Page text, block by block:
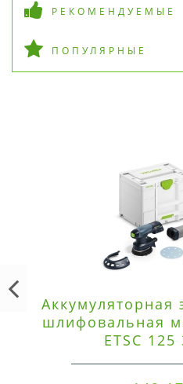
РЕКОМЕНДУЕМЫЕ
ПОПУЛЯРНЫЕ
Аккумуляторная
шлифовальная
ETSC